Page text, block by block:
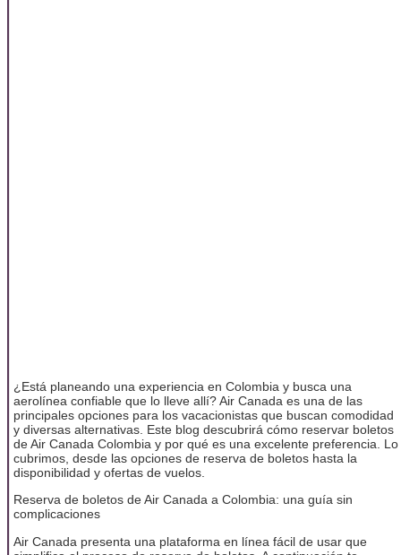
¿Está planeando una experiencia en Colombia y busca una
aerolínea confiable que lo lleve allí? Air Canada es una de las
principales opciones para los vacacionistas que buscan comodidad
y diversas alternativas. Este blog descubrirá cómo reservar boletos
de Air Canada Colombia y por qué es una excelente preferencia. Lo
cubrimos, desde las opciones de reserva de boletos hasta la
disponibilidad y ofertas de vuelos.
Reserva de boletos de Air Canada a Colombia: una guía sin
complicaciones
Air Canada presenta una plataforma en línea fácil de usar que